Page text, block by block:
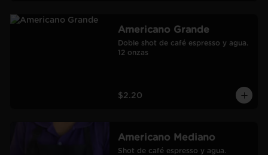
Americano Grande
Doble shot de café espresso y agua.
12 onzas
$2.20
Americano Mediano
Shot de café espresso y agua.